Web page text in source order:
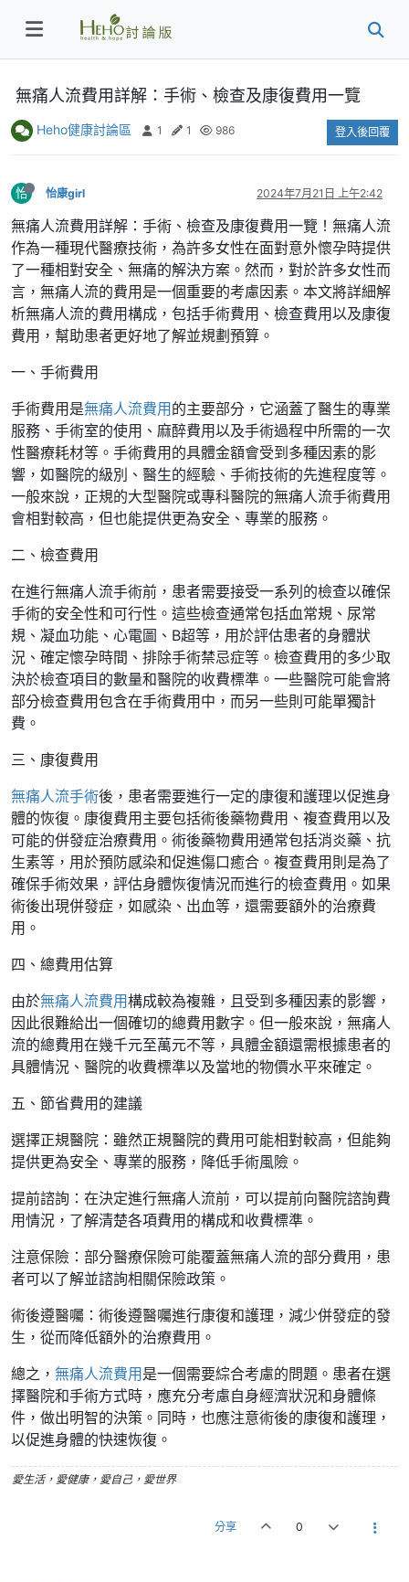
無痛人流費用詳解：手術、檢查及康復費用一覽
Heho健康討論區 1 1 986 登入後回覆
怡 怡康girl 2024年7月21日 上午2:42
無痛人流費用詳解：手術、檢查及康復費用一覽！無痛人流
作為一種現代醫療技術，為許多女性在面對意外懷孕時提供
了一種相對安全、無痛的解決方案。然而，對於許多女性而
言，無痛人流的費用是一個重要的考慮因素。本文將詳細解
析無痛人流的費用構成，包括手術費用、檢查費用以及康復
費用，幫助患者更好地了解並規劃預算。
一、手術費用
手術費用是無痛人流費用的主要部分，它涵蓋了醫生的專業
服務、手術室的使用、麻醉費用以及手術過程中所需的一次
性醫療耗材等。手術費用的具體金額會受到多種因素的影
響，如醫院的級別、醫生的經驗、手術技術的先進程度等。
一般來說，正規的大型醫院或專科醫院的無痛人流手術費用
會相對較高，但也能提供更為安全、專業的服務。
二、檢查費用
在進行無痛人流手術前，患者需要接受一系列的檢查以確保
手術的安全性和可行性。這些檢查通常包括血常規、尿常
規、凝血功能、心電圖、B超等，用於評估患者的身體狀
況、確定懷孕時間、排除手術禁忌症等。檢查費用的多少取
決於檢查項目的數量和醫院的收費標準。一些醫院可能會將
部分檢查費用包含在手術費用中，而另一些則可能單獨計
費。
三、康復費用
無痛人流手術後，患者需要進行一定的康復和護理以促進身
體的恢復。康復費用主要包括術後藥物費用、複查費用以及
可能的併發症治療費用。術後藥物費用通常包括消炎藥、抗
生素等，用於預防感染和促進傷口癒合。複查費用則是為了
確保手術效果，評估身體恢復情況而進行的檢查費用。如果
術後出現併發症，如感染、出血等，還需要額外的治療費
用。
四、總費用估算
由於無痛人流費用構成較為複雜，且受到多種因素的影響，
因此很難給出一個確切的總費用數字。但一般來說，無痛人
流的總費用在幾千元至萬元不等，具體金額還需根據患者的
具體情況、醫院的收費標準以及當地的物價水平來確定。
五、節省費用的建議
選擇正規醫院：雖然正規醫院的費用可能相對較高，但能夠
提供更為安全、專業的服務，降低手術風險。
提前諮詢：在決定進行無痛人流前，可以提前向醫院諮詢費
用情況，了解清楚各項費用的構成和收費標準。
注意保險：部分醫療保險可能覆蓋無痛人流的部分費用，患
者可以了解並諮詢相關保險政策。
術後遵醫囑：術後遵醫囑進行康復和護理，減少併發症的發
生，從而降低額外的治療費用。
總之， 無痛人流費用是一個需要綜合考慮的問題。患者在選
擇醫院和手術方式時，應充分考慮自身經濟狀況和身體條
件，做出明智的決策。同時，也應注意術後的康復和護理，
以促進身體的快速恢復。
愛生活，愛健康，愛自己，愛世界
分享 0